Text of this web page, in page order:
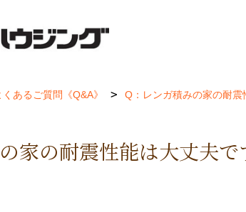
くあるご質問《Q&A》 Q：レンガ積みの家の耐震
家の耐震性能は大丈夫で